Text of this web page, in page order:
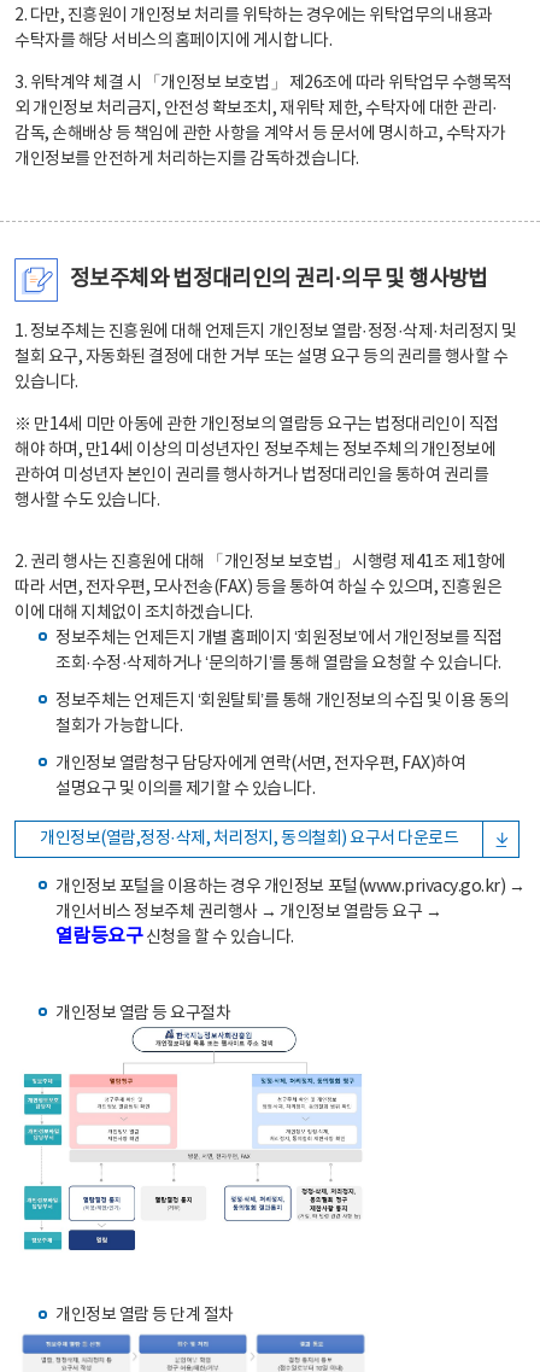
2. 다만, 진흥원이 개인정보 처리를 위탁하는 경우에는 위탁업무의 내용과
수탁자를 해당 서비스의 홈페이지에 게시합니다.
3. 위탁계약 체결 시 「개인정보 보호법」 제26조에 따라 위탁업무 수행목적
외 개인정보 처리금지, 안전성 확보조치, 재위탁 제한, 수탁자에 대한 관리·
감독, 손해배상 등 책임에 관한 사항을 계약서 등 문서에 명시하고, 수탁자가
개인정보를 안전하게 처리하는지를 감독하겠습니다.
정보주체와 법정대리인의 권리·의무 및 행사방법
1. 정보주체는 진흥원에 대해 언제든지 개인정보 열람·정정·삭제·처리정지 및
철회 요구, 자동화된 결정에 대한 거부 또는 설명 요구 등의 권리를 행사할 수
있습니다.
※ 만14세 미만 아동에 관한 개인정보의 열람등 요구는 법정대리인이 직접
해야 하며, 만14세 이상의 미성년자인 정보주체는 정보주체의 개인정보에
관하여 미성년자 본인이 권리를 행사하거나 법정대리인을 통하여 권리를
행사할 수도 있습니다.
2. 권리 행사는 진흥원에 대해 「개인정보 보호법」 시행령 제41조 제1항에
따라 서면, 전자우편, 모사전송(FAX) 등을 통하여 하실 수 있으며, 진흥원은
이에 대해 지체없이 조치하겠습니다.
정보주체는 언제든지 개별 홈페이지 ‘회원정보’에서 개인정보를 직접
조회·수정·삭제하거나 ‘문의하기’를 통해 열람을 요청할 수 있습니다.
정보주체는 언제든지 ‘회원탈퇴’를 통해 개인정보의 수집 및 이용 동의
철회가 가능합니다.
개인정보 열람청구 담당자에게 연락(서면, 전자우편, FAX)하여
설명요구 및 이의를 제기할 수 있습니다.
개인정보(열람,정정·삭제, 처리정지, 동의철회) 요구서 다운로드
개인정보 포털을 이용하는 경우 개인정보 포털(www.privacy.go.kr) →
개인서비스 정보주체 권리행사 → 개인정보 열람등 요구 →
열람등요구신청을 할 수 있습니다.
개인정보 열람 등 요구절차
개인정보 열람 등 단계 절차